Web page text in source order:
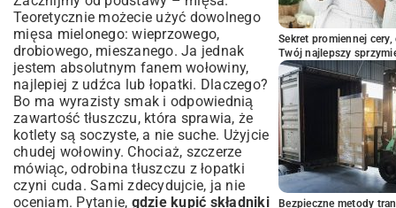
Teoretycznie możecie użyć dowolnego
mięsa mielonego: wieprzowego,
drobiowego, mieszanego. Ja jednak
jestem absolutnym fanem wołowiny,
najlepiej z udźca lub łopatki. Dlaczego?
Bo ma wyrazisty smak i odpowiednią
zawartość tłuszczu, która sprawia, że
kotlety są soczyste, a nie suche. Użyjcie
chudej wołowiny. Chociaż, szczerze
mówiąc, odrobina tłuszczu z łopatki
czyni cuda. Sami zdecydujcie, ja nie
oceniam. Pytanie, gdzie kupić składniki
Sekret promiennej
Twój najlepszy
Bezpieczne metody